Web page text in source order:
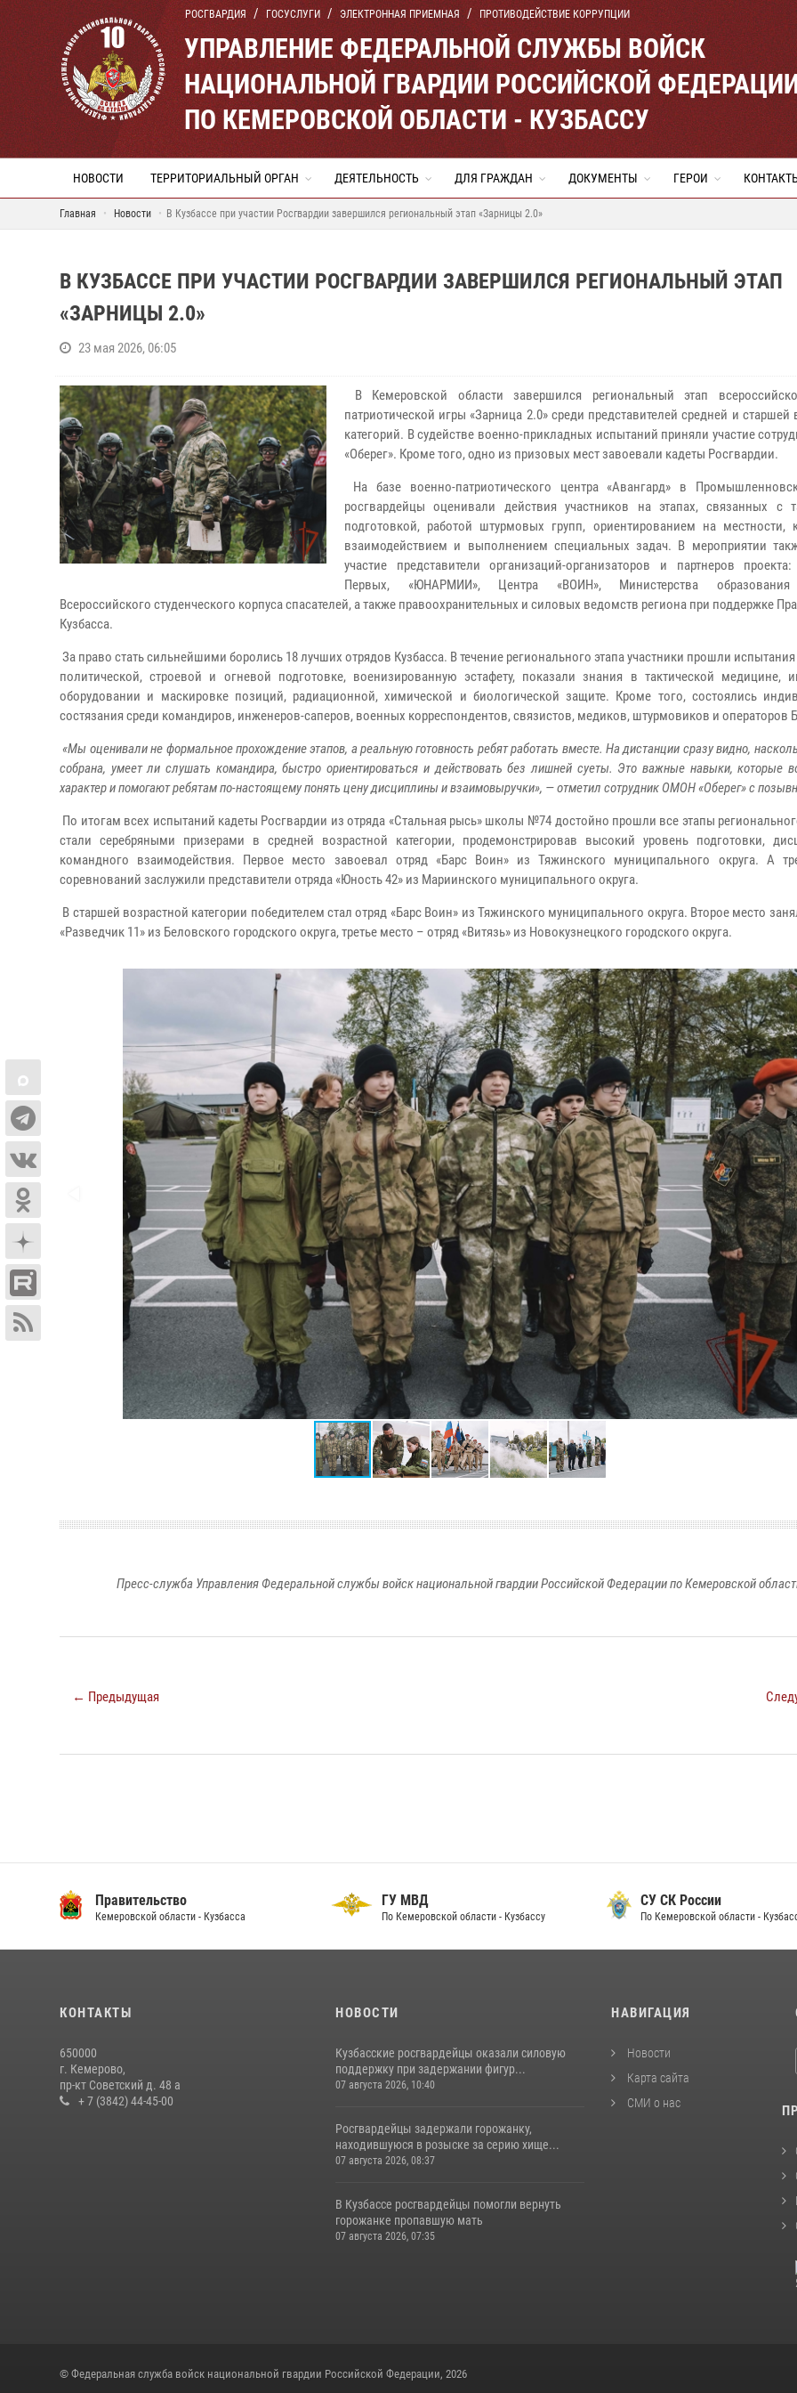
РОСГВАРДИЯ ГОСУСЛУГИ ЭЛЕКТРОННАЯ ПРИЕМНАЯ ПРОТИВОДЕЙСТВИЕ КОРРУПЦИИ
УПРАВЛЕНИЕ ФЕДЕРАЛЬНОЙ СЛУЖБЫ ВОЙСК
НАЦИОНАЛЬНОЙ ГВАРДИИ РОССИЙСКОЙ
ПО КЕМЕРОВСКОЙ ОБЛАСТИ - КУЗБАССУ
НОВОСТИ ТЕРРИТОРИАЛЬНЫЙ ОРГАН ДЕЯТЕЛЬНОСТЬ ДЛЯ ГРАЖДАН ДОКУМЕНТЫ ГЕРОИ
Главная Новости В Кузбассе при участии Росгвардии завершился региональный этап «Зарницы 2.0»
В КУЗБАССЕ ПРИ УЧАСТИИ РОСГВАРДИИ ЗАВЕРШИЛСЯ РЕГИОНАЛЬНЫЙ ЭТАП
«ЗАРНИЦЫ 2.0»
23 мая 2026, 06:05
В Кемеровской области завершился региональный этап
патриотической игры «Зарница 2.0» среди представителей средней и старшей
категорий. В судействе военно-прикладных испытаний приняли участие
«Оберег». Кроме того, одно из призовых мест завоевали кадеты Росгвардии.
На базе военно-патриотического центра «Авангард» в
росгвардейцы оценивали действия участников на этапах, связанных с
подготовкой, работой штурмовых групп, ориентированием на местности,
взаимодействием и выполнением специальных задач. В мероприятии
участие представители организаций-организаторов и партнеров
Первых, «ЮНАРМИИ», Центра «ВОИН», Министерства образования
Всероссийского студенческого корпуса спасателей, а также правоохранительных и силовых ведомств региона при поддержке
Кузбасса.
За право стать сильнейшими боролись 18 лучших отрядов Кузбасса. В течение регионального этапа участники прошли
политической, строевой и огневой подготовке, военизированную эстафету, показали знания в тактической медицине,
оборудовании и маскировке позиций, радиационной, химической и биологической защите. Кроме того, состоялись
состязания среди командиров, инженеров-саперов, военных корреспондентов, связистов, медиков, штурмовиков и операторов
«Мы оценивали не формальное прохождение этапов, а реальную готовность ребят работать вместе. На дистанции сразу видно,
собрана, умеет ли слушать командира, быстро ориентироваться и действовать без лишней суеты. Это важные навыки, которые
характер и помогают ребятам по-настоящему понять цену дисциплины и взаимовыручки», — отметил сотрудник ОМОН «Оберег» с
По итогам всех испытаний кадеты Росгвардии из отряда «Стальная рысь» школы №74 достойно прошли все этапы
стали серебряными призерами в средней возрастной категории, продемонстрировав высокий уровень подготовки,
командного взаимодействия. Первое место завоевал отряд «Барс Воин» из Тяжинского муниципального округа. А
соревнований заслужили представители отряда «Юность 42» из Мариинского муниципального округа.
В старшей возрастной категории победителем стал отряд «Барс Воин» из Тяжинского муниципального округа. Второе место
«Разведчик 11» из Беловского городского округа, третье место – отряд «Витязь» из Новокузнецкого городского округа.
Пресс-служба Управления Федеральной службы войск национальной гвардии Российской Федерации по Кемеровской
← Предыдущая
Правительство
Кемеровской области - Кузбасса
ГУ МВД
По Кемеровской области - Кузбассу
СУ СК России
По Кемеровской области -
КОНТАКТЫ
650000
г. Кемерово,
пр-кт Советский д. 48 а
+ 7 (3842) 44-45-00
НОВОСТИ
Кузбасские росгвардейцы оказали силовую
поддержку при задержании фигур...
07 августа 2026, 10:40
Росгвардейцы задержали горожанку,
находившуюся в розыске за серию хище...
07 августа 2026, 08:37
В Кузбассе росгвардейцы помогли вернуть
горожанке пропавшую мать
07 августа 2026, 07:35
НАВИГАЦИЯ
Новости
Карта сайта
СМИ о нас
© Федеральная служба войск национальной гвардии Российской Федерации, 2026